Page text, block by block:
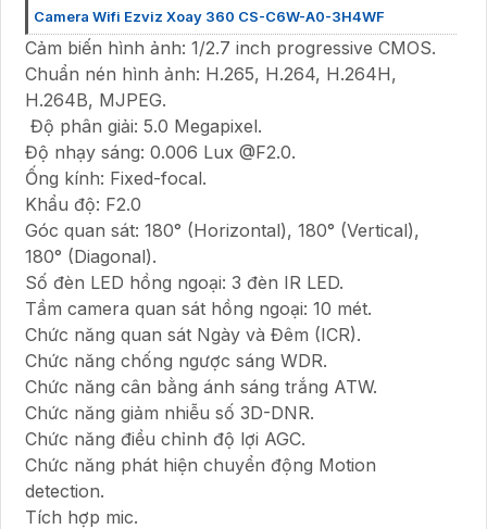
Camera Wifi Ezviz Xoay 360 CS-C6W-A0-3H4WF
Cảm biến hình ảnh: 1/2.7 inch progressive CMOS.
Chuẩn nén hình ảnh: H.265, H.264, H.264H,
H.264B, MJPEG.
Độ phân giải: 5.0 Megapixel.
Độ nhạy sáng: 0.006 Lux @F2.0.
Ống kính: Fixed-focal.
Khẩu độ: F2.0
Góc quan sát: 180° (Horizontal), 180° (Vertical),
180° (Diagonal).
Số đèn LED hồng ngoại: 3 đèn IR LED.
Tầm camera quan sát hồng ngoại: 10 mét.
Chức năng quan sát Ngày và Đêm (ICR).
Chức năng chống ngược sáng WDR.
Chức năng cân bằng ánh sáng trắng ATW.
Chức năng giảm nhiễu số 3D-DNR.
Chức năng điều chỉnh độ lợi AGC.
Chức năng phát hiện chuyển động Motion
detection.
Tích hợp mic.